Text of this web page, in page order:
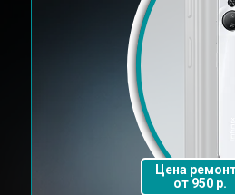
Цена
от 950 р.